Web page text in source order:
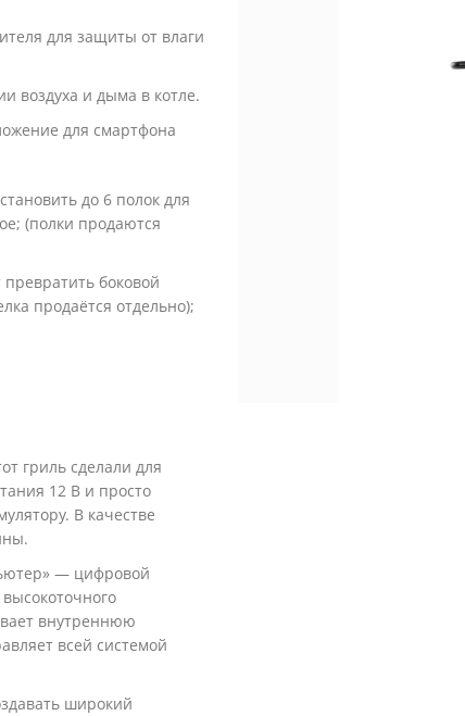
для защиты от влаги
воздуха и дыма в котле.
для смартфона
до 6 полок для
(полки продаются
боковой
продаётся отдельно);
гриль сделали для
12 В и просто
В качестве
— цифровой
внутреннюю
всей системой
широкий